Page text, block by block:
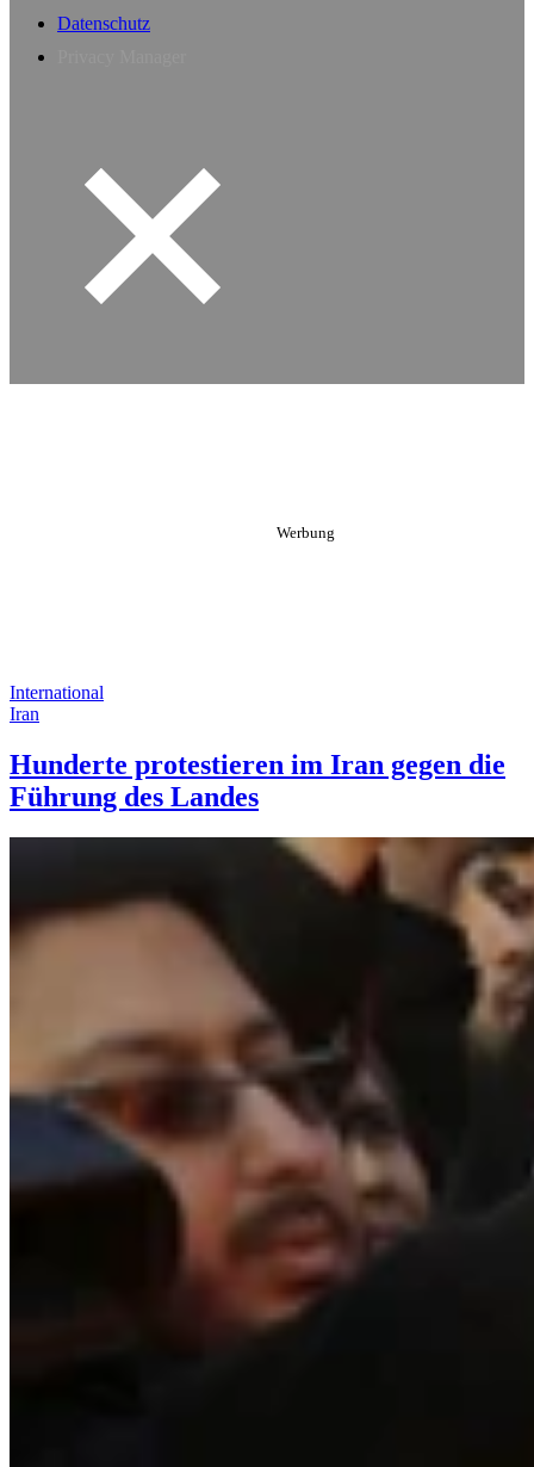
Datenschutz
International
Iran
Hunderte protestieren im Iran gegen die
Führung des Landes